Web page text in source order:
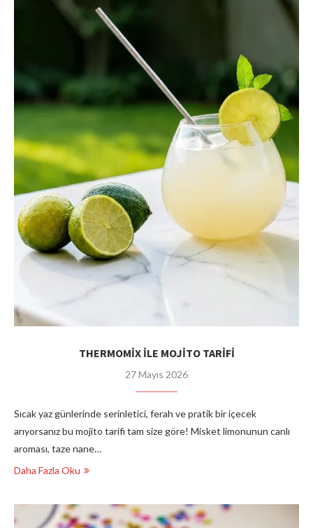
THERMOMİX İLE MOJİTO TARİFİ
27 Mayıs 2026
Sıcak yaz günlerinde serinletici, ferah ve pratik bir içecek
arıyorsanız bu mojito tarifi tam size göre! Misket limonunun canlı
aroması, taze nane…
Daha Fazla Oku